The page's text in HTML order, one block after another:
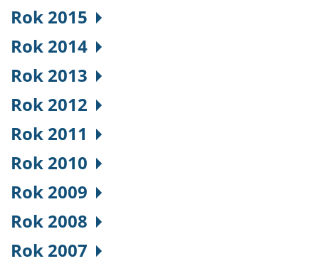
Rok 2015
Rok 2014
Rok 2013
Rok 2012
Rok 2011
Rok 2010
Rok 2009
Rok 2008
Rok 2007